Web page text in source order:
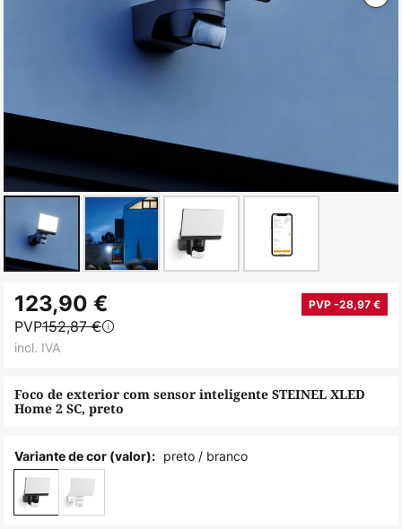
para
início
Galeria
de
Foco de exterior com sensor inteligente STEINEL XLED
Home 2 SC, preto
123,90 € PVP -28,97 €
PVP152,87 €
incl. IVA
Variante de cor (valor): preto / branco